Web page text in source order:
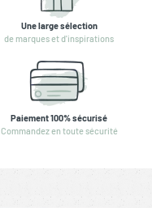
Une large sélection
de marques et d'inspirations
Paiement 100% sécurisé
Commandez en toute sécurité